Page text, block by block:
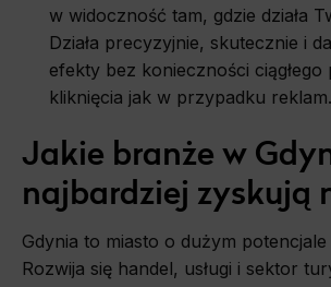
w widoczność tam, gdzie działa
Działa precyzyjnie, skutecznie i
efekty bez konieczności ciągłego
kliknięcia jak w przypadku reklam.
Jakie branże w
najbardziej zyskują
Gdynia to miasto o dużym
Rozwija się handel, usługi i sektor